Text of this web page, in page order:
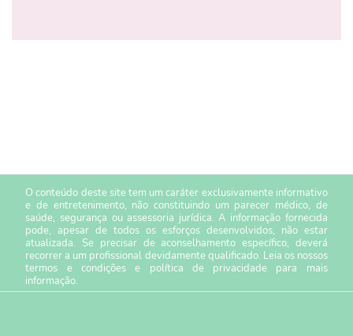
O conteúdo deste site tem um caráter exclusivamente informativo
e de entretenimento, não constituindo um parecer médico, de
saúde, segurança ou assessoria jurídica. A informação fornecida
pode, apesar de todos os esforços desenvolvidos, não estar
atualizada. Se precisar de aconselhamento específico, deverá
recorrer a um profissional devidamente qualificado. Leia os nossos
termos e condiçõese política de privacidade para mais
informação.